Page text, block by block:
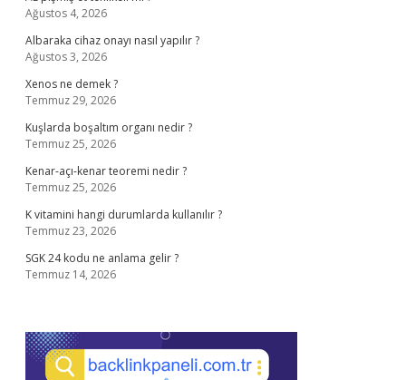
Ağustos 4, 2026
Albaraka cihaz onayı nasıl yapılır ?
Ağustos 3, 2026
Xenos ne demek ?
Temmuz 29, 2026
Kuşlarda boşaltım organı nedir ?
Temmuz 25, 2026
Kenar-açı-kenar teoremi nedir ?
Temmuz 25, 2026
K vitamini hangi durumlarda kullanılır ?
Temmuz 23, 2026
SGK 24 kodu ne anlama gelir ?
Temmuz 14, 2026